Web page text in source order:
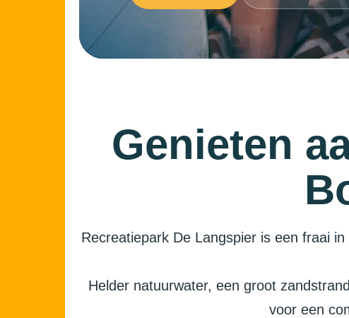
Genieten
Recreatiepark De Langspier is een fraai
Helder natuurwater, een groot
voor een